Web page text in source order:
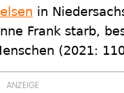
in
Frank starb,
(2021: